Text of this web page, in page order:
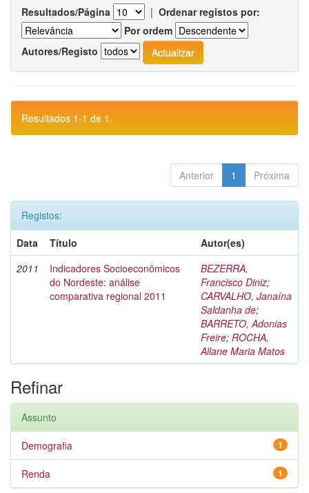
Resultados/Página | Ordenar registos por:
Por ordem
Autores/Registo
Resultados 1-1 de 1.
Anterior 1 Próxima
Registos:
Data
Título
Autor(es)
2011
Indicadores Socioeconômicos
do Nordeste: análise
comparativa regional 2011
BEZERRA,
Francisco Diniz;
CARVALHO, Janaína
Saldanha de;
BARRETO, Adonias
Freire; ROCHA,
Allane Maria Matos
Refinar
Assunto
1
Demografia
1
Renda